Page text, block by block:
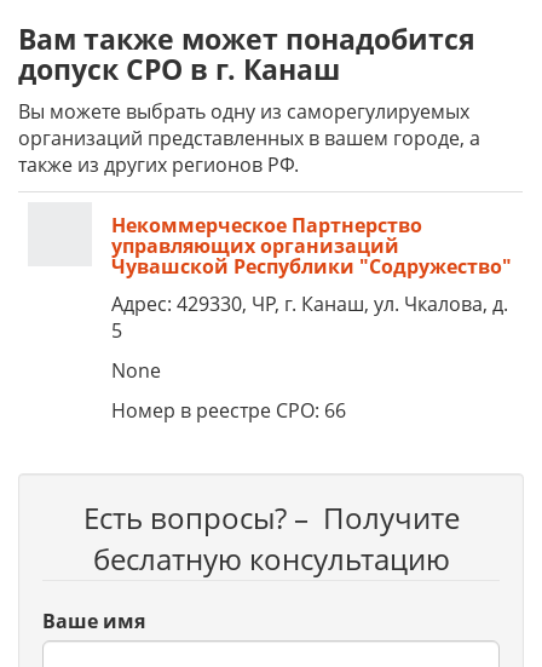
Вам также может понадобится
допуск СРО в г. Канаш
Вы можете выбрать одну из саморегулируемых
организаций представленных в вашем городе, а
также из других регионов РФ.
Некоммерческое Партнерство
управляющих организаций
Чувашской Республики "Содружество"
Адрес: 429330, ЧР, г. Канаш, ул. Чкалова, д.
5
None
Номер в реестре СРО: 66
Есть вопросы? – Получите
беслатную консультацию
Ваше имя